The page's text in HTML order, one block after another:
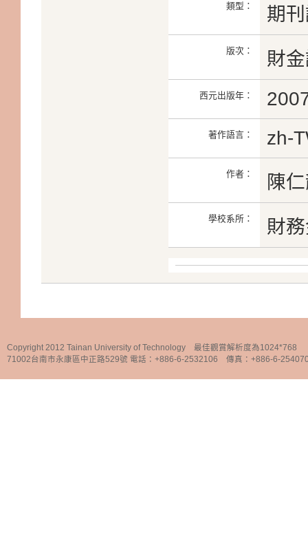
類型： 期
版次： 財
西元出版年：
著作語言： zh-
作者： 陳
學校系所： 財
Copyright 2012 Tainan University of Technology 最佳觀賞解析度為1024*768
71002台南市永康區中正路529號 電話：+886-6-2532106 傳真：+886-6-